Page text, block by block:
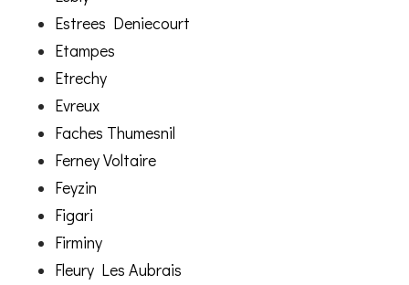
Estrees Deniecourt
Etampes
Etrechy
Evreux
Faches Thumesnil
Ferney Voltaire
Feyzin
Figari
Firminy
Fleury Les Aubrais